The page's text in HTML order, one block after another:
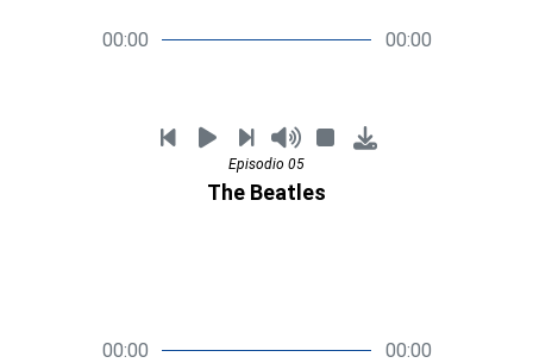
00:00 00:00
Episodio 05
The Beatles
00:00 00:00